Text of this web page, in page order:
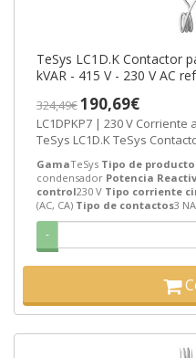
TeSys LC1D.K Contactor
kVAR - 415 V - 230 V AC
324,49€190,69€
LC1DPKP7 | 230 V Corriente alterna (AC, CA) 17 kvar 3 NA
TeSys LC1D.K TeSys
GamaTeSys Tipo de
condensador Potencia
control230 V Tipo corriente
(AC, CA) Tipo de contactos3 NA
-